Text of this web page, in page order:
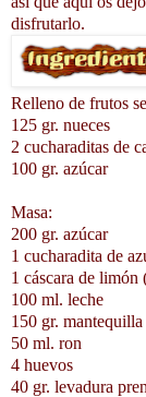
disfrutarlo.
Relleno de frutos
125 gr. nueces
2 cucharaditas de
100 gr. azúcar
Masa:
200 gr. azúcar
1 cucharadita de
1 cáscara de limón
100 ml. leche
150 gr. mantequilla
50 ml. ron
4 huevos
40 gr. levadura